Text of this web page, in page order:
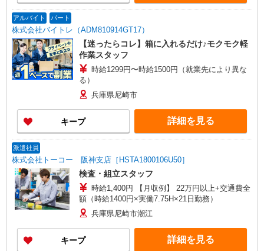
アルバイト パート
株式会社バイトレ（ADM810914GT17）
【迷ったらコレ】箱に入れるだけ♪モクモク軽
作業スタッフ
時給1299円〜時給1500円（就業先により異な
る）
兵庫県尼崎市
キープ 詳細を見る
派遣社員
株式会社トーコー 阪神支店［HSTA1800106U50］
検査・組立スタッフ
時給1,400円 【月収例】 22万円以上+交通費全
額（時給1400円×実働7.75H×21日勤務）
兵庫県尼崎市潮江
キープ 詳細を見る